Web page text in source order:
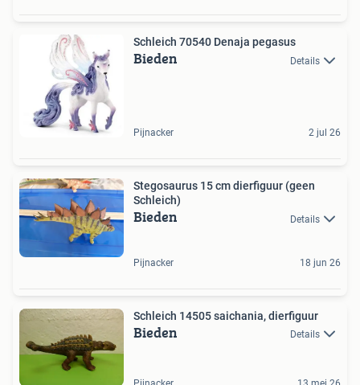
Schleich 70540 Denaja pegasus
Bieden Details
Pijnacker 2 jul 26
Stegosaurus 15 cm dierfiguur (geen
Schleich)
Bieden Details
Pijnacker 18 jun 26
Schleich 14505 saichania, dierfiguur
Bieden Details